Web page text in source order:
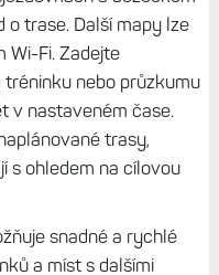
hloubky 40 metrů díky
indukčním
bezplatná komunikační
zprávy přímo z
okružních jízd:
Evropy a mapám